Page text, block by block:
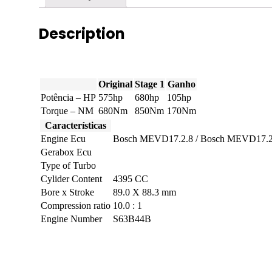
Description
Original Stage 1 Ganho
Potência – HP 575hp 680hp
105hp
Torque – NM 680Nm 850Nm 170Nm
Características
Engine Ecu
Bosch MEVD17.2.8 / Bosch
Gerabox Ecu
Type of Turbo
Cylider Content
4395 CC
Bore x Stroke
89.0 X 88.3 mm
Compression ratio 10.0 : 1
Engine Number
S63B44B